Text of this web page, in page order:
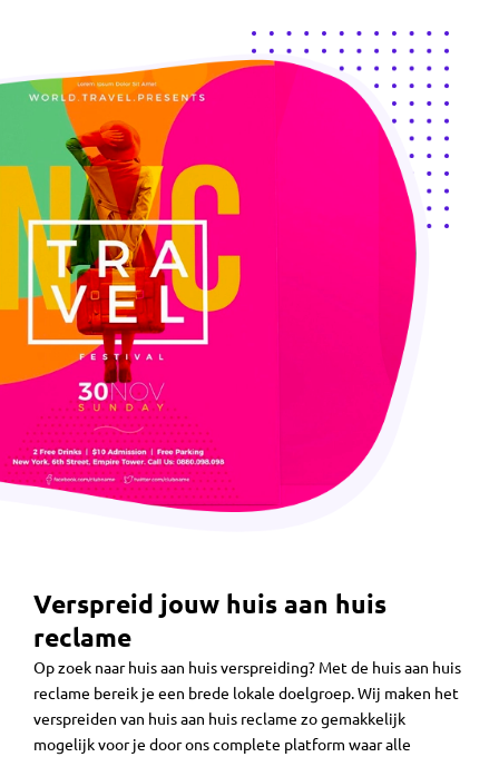
Verspreid jouw huis aan huis
reclame
Op zoek naar huis aan huis verspreiding? Met de huis aan huis
reclame bereik je een brede lokale doelgroep. Wij maken het
verspreiden van huis aan huis reclame zo gemakkelijk
mogelijk voor je door ons complete platform waar alle